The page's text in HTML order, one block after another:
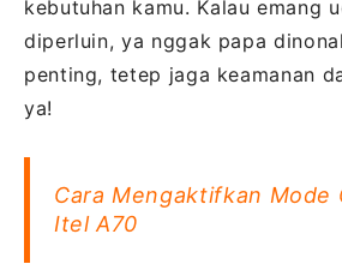
kebutuhan kamu. Kalau emang
diperluin, ya nggak papa
penting, tetep jaga keamanan
ya!
Cara Mengaktifkan Mode
Itel A70